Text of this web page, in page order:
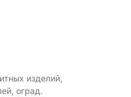
изделий,
оград.